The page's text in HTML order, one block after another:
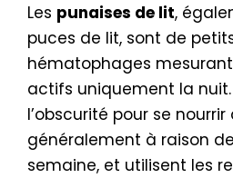
Les punaises de lit,
puces de lit, sont de
hématophages
actifs uniquement la
l’obscurité pour se
généralement à raison
semaine, et utilisent les